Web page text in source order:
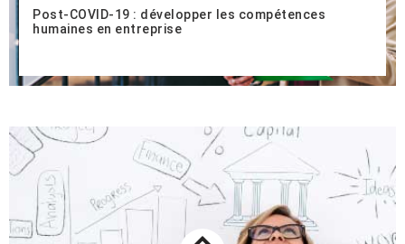
Post-COVID-19 : développer les compétences
humaines en entreprise
mettant les entreprises au pied du mur, en...
LIRE L'ARTICLE COMPLET